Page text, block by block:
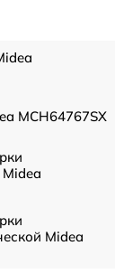
MCH64767SX
Midea